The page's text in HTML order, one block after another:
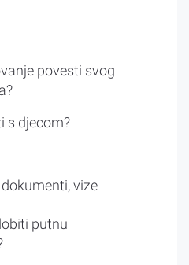
povesti svog
s djecom?
vize
putnu